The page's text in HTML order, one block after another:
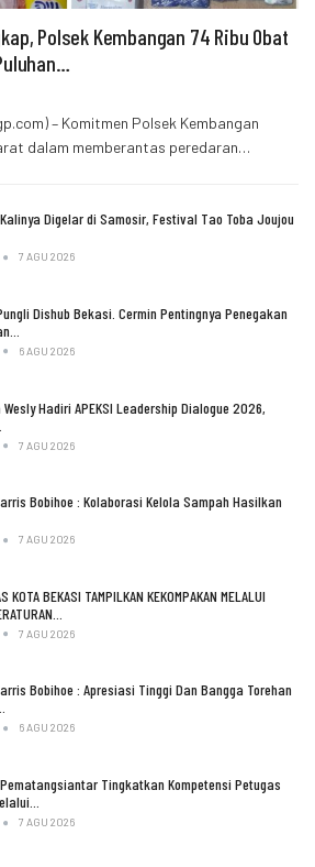
Polsek Kembangan 74 Ribu Obat
– Komitmen Polsek Kembangan
dalam memberantas peredaran…
Digelar di Samosir, Festival Tao Toba Joujou
7 AGU 2026
Dishub Bekasi. Cermin Pentingnya Penegakan
6 AGU 2026
Hadiri APEKSI Leadership Dialogue 2026,
7 AGU 2026
Bobihoe : Kolaborasi Kelola Sampah Hasilkan
7 AGU 2026
KOTA BEKASI TAMPILKAN KEKOMPAKAN MELALUI
7 AGU 2026
Bobihoe : Apresiasi Tinggi Dan Bangga Torehan
6 AGU 2026
Tingkatkan Kompetensi Petugas
7 AGU 2026